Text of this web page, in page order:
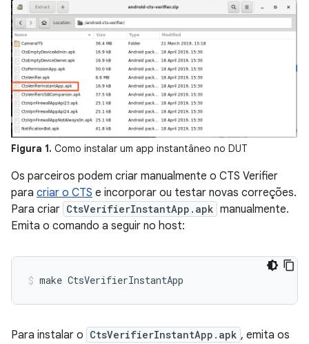
Figura 1. Como instalar um app instantâneo no DUT
Os parceiros podem criar manualmente o CTS Verifier
para criar o CTS e incorporar ou testar novas correções.
Para criar CtsVerifierInstantApp.apk manualmente.
Emita o comando a seguir no host:
make CtsVerifierInstantApp
Para instalar o CtsVerifierInstantApp.apk , emita os